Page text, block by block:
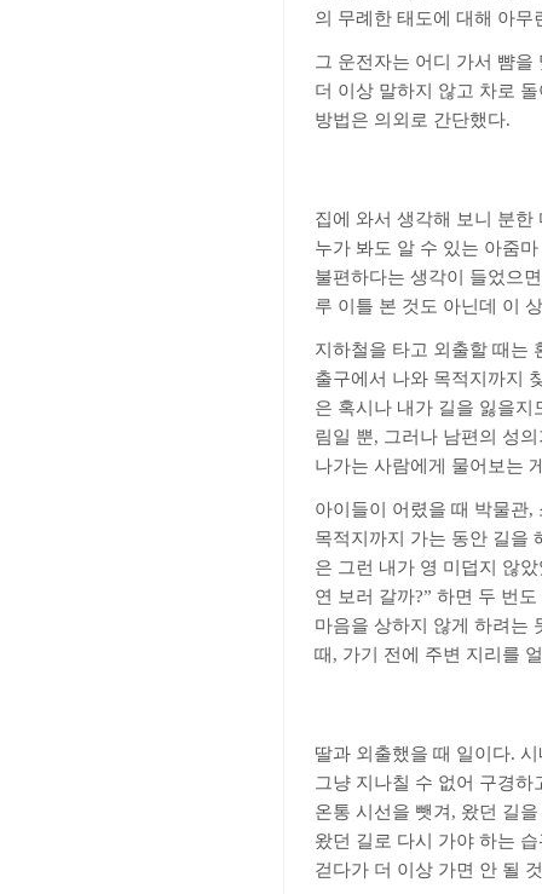
의 무례한 태도에 대해 아무
그 운전자는 어디 가서 뺨
더 이상 말하지 않고 차로
방법은 의외로 간단했다.
집에 와서 생각해 보니 분한
누가 봐도 알 수 있는 아줌
불편하다는 생각이 들었으
루 이틀 본 것도 아닌데 이
지하철을 타고 외출할 때는
출구에서 나와 목적지까지
은 혹시나 내가 길을 잃을
림일 뿐, 그러나 남편의 성
나가는 사람에게 물어보는
아이들이 어렸을 때 박물관,
목적지까지 가는 동안 길을
은 그런 내가 영 미덥지 않
연 보러 갈까?” 하면 두 번
마음을 상하지 않게 하려는
때 , 가기 전에 주변 지리를
딸과 외출했을 때 일이다. 시
그냥 지나칠 수 없어 구경하
온통 시선을 뺏겨 , 왔던 길
왔던 길로 다시 가야 하는
걷다가 더 이상 가면 안 될